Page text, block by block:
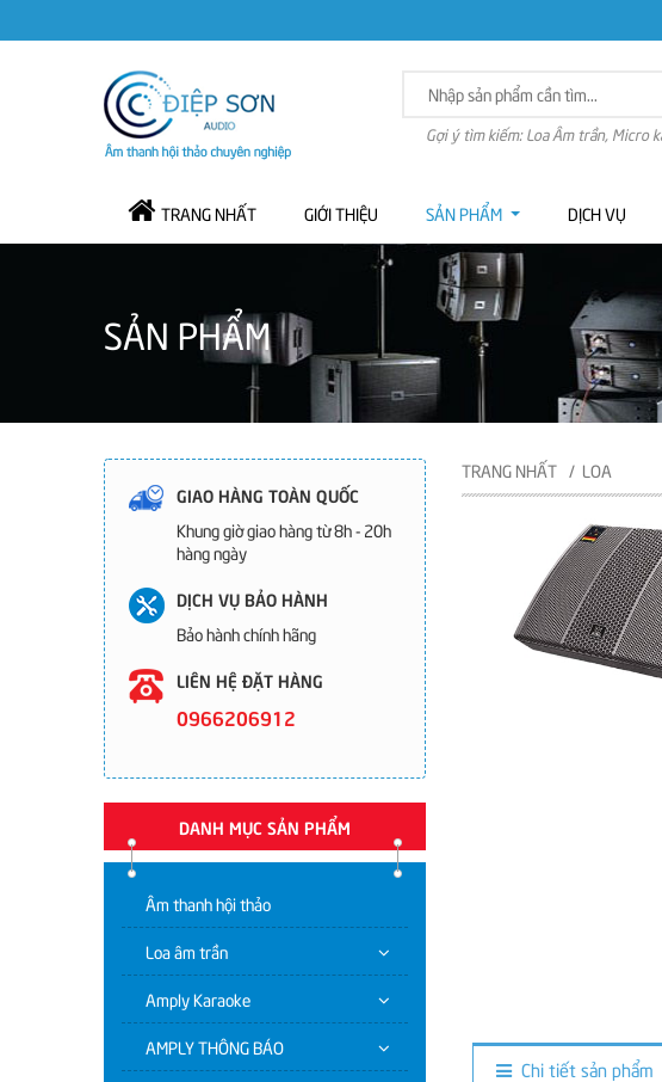
Gợi ý tìm kiếm: Loa Âm trần, Micro
TRANG NHẤT GIỚI THIỆU SẢN PHẨM DỊCH VỤ
SẢN PHẨM
TRANG NHẤT LOA
Chi tiết sản phẩm
GIAO HÀNG TOÀN QUỐC
Khung giờ giao hàng từ 8h - 20h
hàng ngày
DỊCH VỤ BẢO HÀNH
Bảo hành chính hãng
LIÊN HỆ ĐẶT HÀNG
0966206912
DANH MỤC SẢN PHẨM
Âm thanh hội thảo
Loa âm trần
Amply Karaoke
AMPLY THÔNG BÁO